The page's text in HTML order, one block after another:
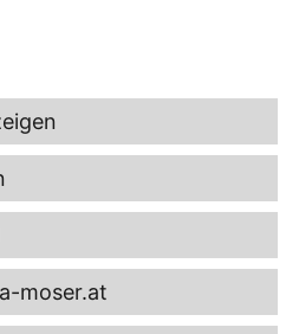
moser.at